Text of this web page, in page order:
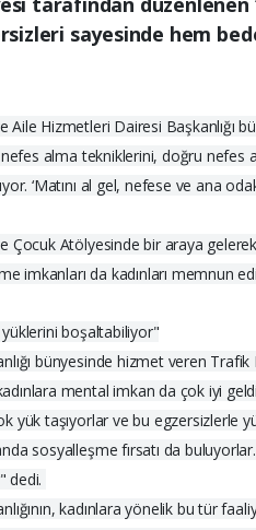
sayesinde hem
Aile Hizmetleri Dairesi Başkanlığı
alma tekniklerini, doğru nefes
‘Matını al gel, nefese ve ana
Çocuk Atölyesinde bir araya
imkanları da kadınları memnun
boşaltabiliyor"
bünyesinde hizmet veren
mental imkan da çok iyi
yük taşıyorlar ve bu
sosyalleşme fırsatı da
dedi.
kadınlara yönelik bu tür